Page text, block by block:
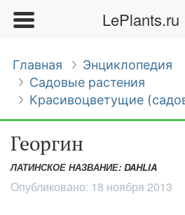
LePlants.ru
Главная
Энциклопедия
Садовые растения
Красивоцветущие
Георгин
ЛАТИНСКОЕ НАЗВАНИЕ: DAHLIA
Опубликовано: 18 ноября 2013